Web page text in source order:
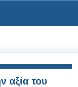
αξία του